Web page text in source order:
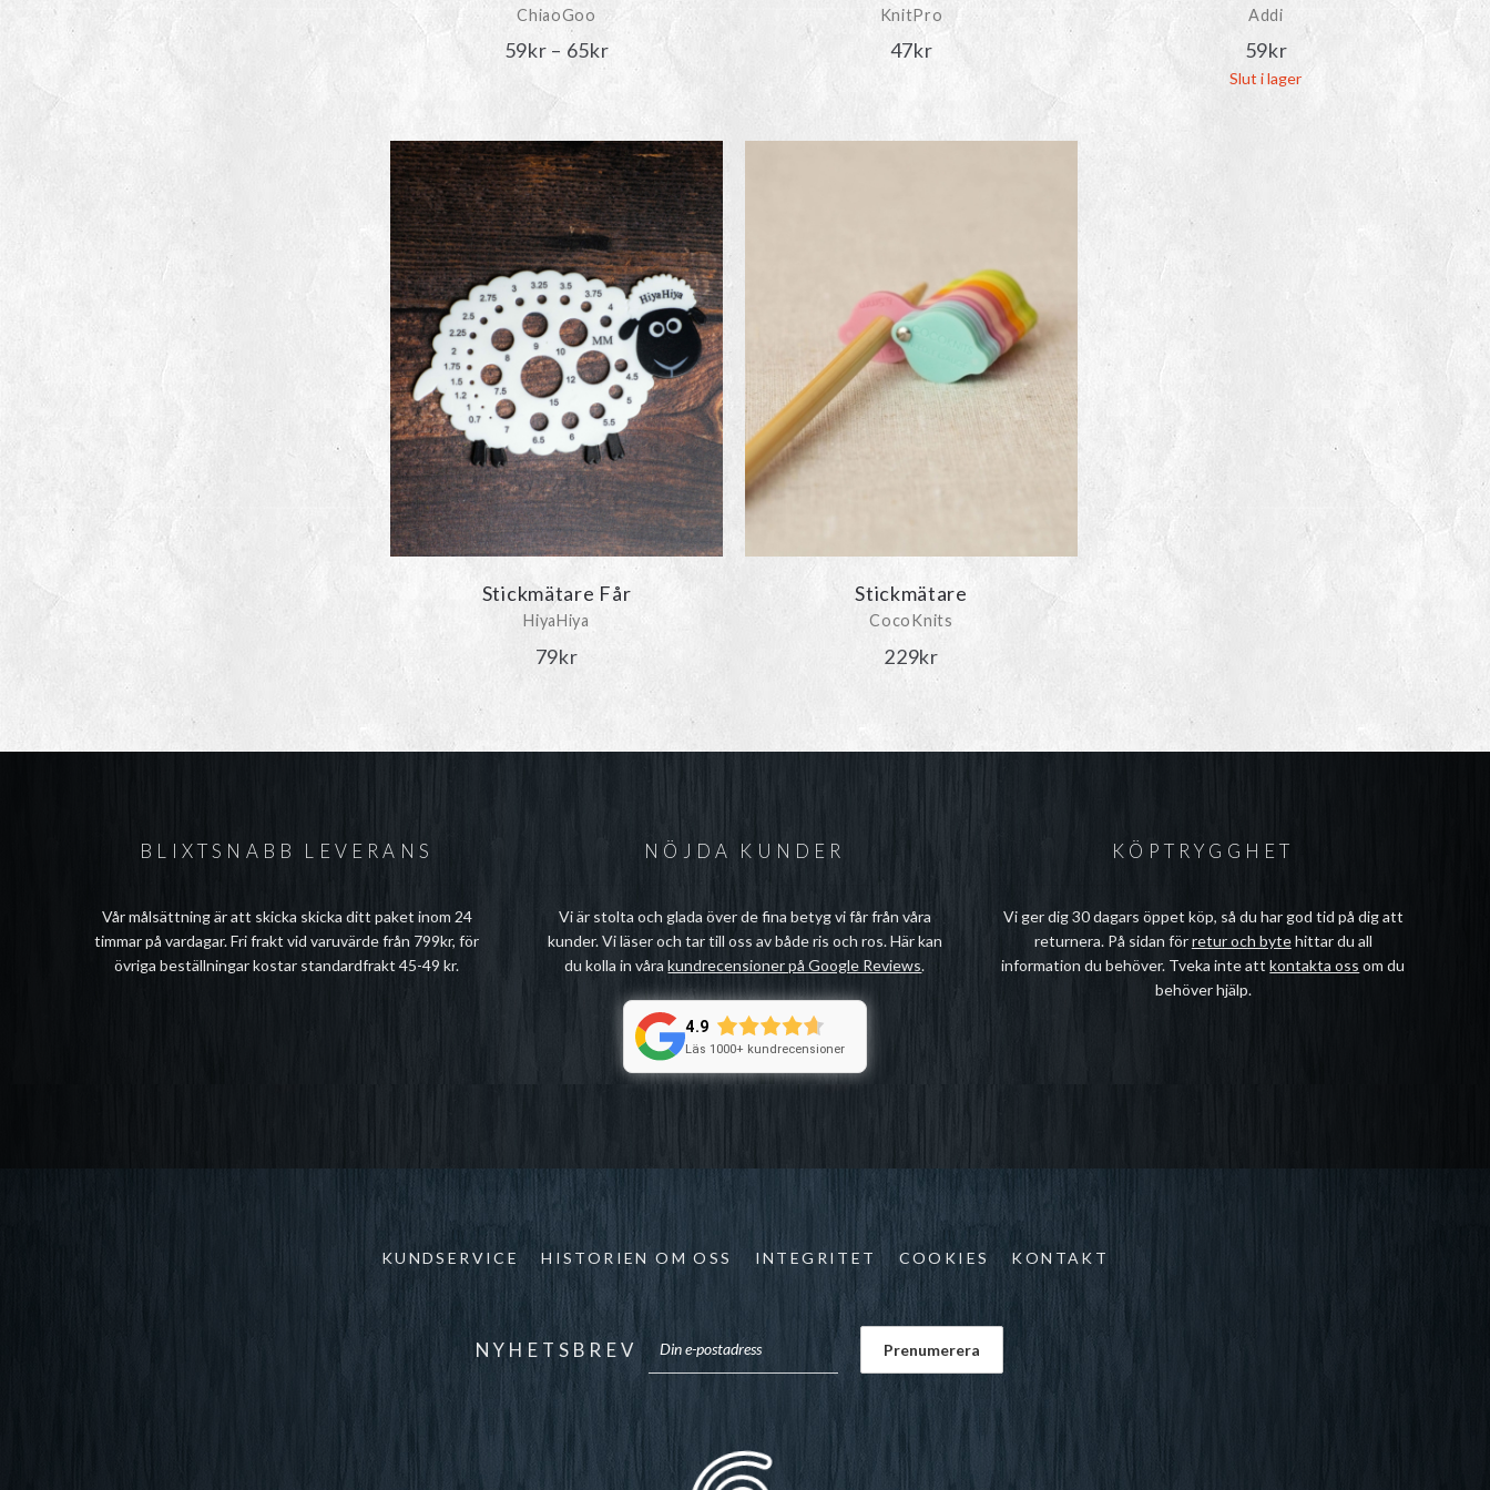
ChiaoGoo
59kr – 65krPrisintervall:
65kr
KnitPro
47kr
Addi
59kr
Slut i lager
Stickmätare Får
HiyaHiya
79kr
Stickmätare
CocoKnits
229kr
BLIXTSNABB LEVERANS
Vår målsättning är att skicka skicka ditt paket inom 24
timmar på vardagar. Fri frakt vid varuvärde från 799kr, för
övriga beställningar kostar standardfrakt 45-49 kr.
NÖJDA KUNDER
Vi är stolta och glada över de fina betyg vi får från våra
kunder. Vi läser och tar till oss av både ris och ros. Här kan
du kolla in vårakundrecensioner på Google Reviews.
4.9
Läs 1000+ kundrecensioner
KÖPTRYGGHET
Vi ger dig 30 dagars öppet köp, så du har god tid på dig att
returnera. På sidan förretur och bytehittar du all
information du behöver. Tveka inte attkontakta oss om du
behöver hjälp.
KUNDSERVICE HISTORIEN OM OSS INTEGRITET COOKIES KONTAKT
NYHETSBREV